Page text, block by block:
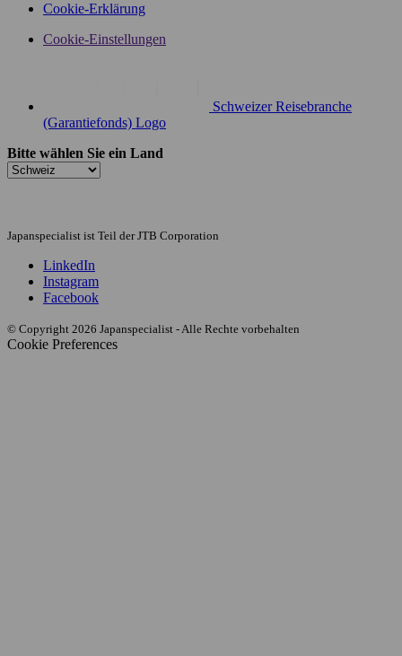
Cookie-Erklärung
Cookie-Einstellungen
Schweizer Reisebranche
(Garantiefonds) Logo
Bitte wählen Sie ein Land
Japanspecialist ist Teil der JTB Corporation
LinkedIn
Instagram
Facebook
© Copyright 2026 Japanspecialist - Alle Rechte vorbehalten
Cookie Preferences